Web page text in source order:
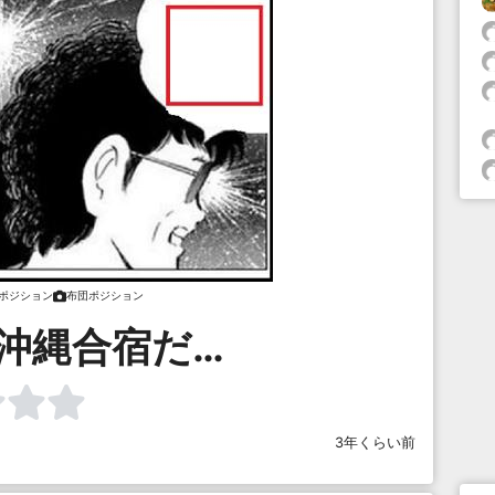
ジション 布団ポジション
縄合宿だ…
3年くらい前